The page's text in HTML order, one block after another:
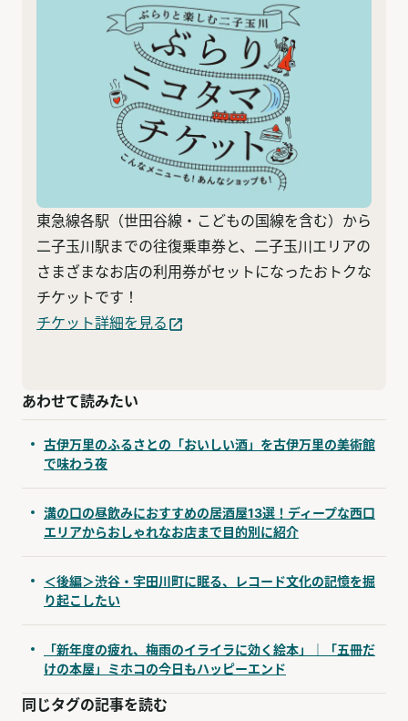
東急線各駅（世田谷線・こどもの国線を含む）から
二子玉川駅までの往復乗車券と、二子玉川エリアの
さまざまなお店の利用券がセットになったおトクな
チケットです！
チケット詳細を見る
あわせて読みたい
古伊万里のふるさとの「おいしい酒」を古伊万里の美術館
で味わう夜
溝の口の昼飲みにおすすめの居酒屋13選！ディープな西口
エリアからおしゃれなお店まで目的別に紹介
＜後編＞渋谷・宇田川町に眠る、レコード文化の記憶を掘
り起こしたい
「新年度の疲れ、梅雨のイライラに効く絵本」｜「五冊だ
けの本屋」ミホコの今日もハッピーエンド
同じタグの記事を読む